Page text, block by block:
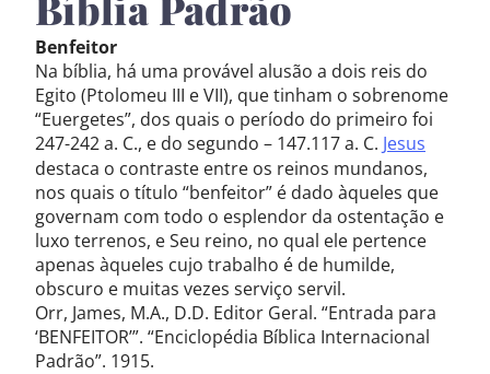
Benfeitor
Na bíblia, há uma provável alusão a dois reis do
Egito (Ptolomeu III e VII), que tinham o sobrenome
“Euergetes”, dos quais o período do primeiro foi
247-242 a. C., e do segundo – 147.117 a. C. Jesus
destaca o contraste entre os reinos mundanos,
nos quais o título “benfeitor” é dado àqueles que
governam com todo o esplendor da ostentação e
luxo terrenos, e Seu reino, no qual ele pertence
apenas àqueles cujo trabalho é de humilde,
obscuro e muitas vezes serviço servil.
Orr, James, M.A., D.D. Editor Geral. “Entrada para
‘BENFEITOR’”. “Enciclopédia Bíblica Internacional
Padrão”. 1915.